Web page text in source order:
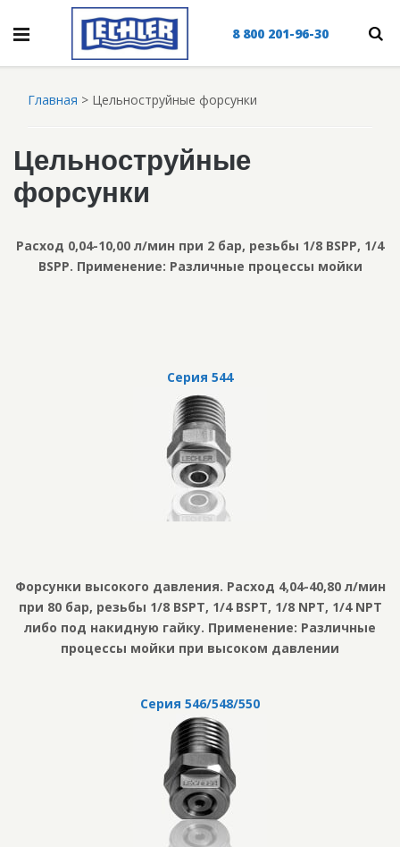
8 800 201-96-30
Главная > Цельноструйные форсунки
Цельноструйные
форсунки
Расход 0,04-10,00 л/мин при 2 бар, резьбы 1/8 BSPP, 1/4
BSPP. Применение: Различные процессы мойки
Серия 544
Форсунки высокого давления. Расход 4,04-40,80 л/мин
при 80 бар, резьбы 1/8 BSPT, 1/4 BSPT, 1/8 NPT, 1/4 NPT
либо под накидную гайку. Применение: Различные
процессы мойки при высоком давлении
Серия 546/548/550